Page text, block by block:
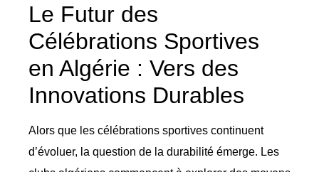
Le Futur des
Célébrations Sportives
en Algérie : Vers des
Innovations Durables
Alors que les célébrations sportives continuent
d’évoluer, la question de la durabilité émerge. Les